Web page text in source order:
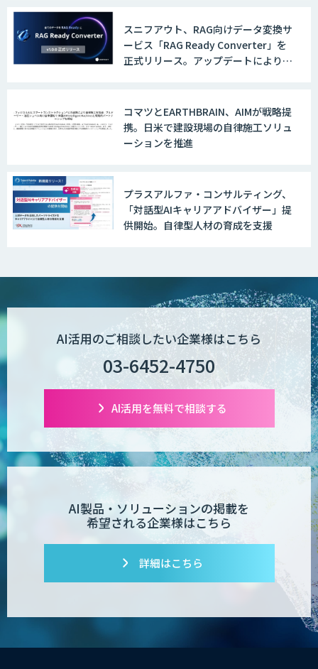
スニフアウト、RAG向けデータ変換サ
ービス「RAG Ready Converter」を
正式リリース。アップデートにより変
コマツとEARTHBRAIN、AIMが戦略提
携。日米で建設現場の自律施工ソリュ
ーションを推進
プラスアルファ・コンサルティング、
「対話型AIキャリアアドバイザー」提
供開始。自律型人材の育成を支援
AI活用のご相談したい企業様はこちら
03-6452-4750
AI活用を無料で相談する
AI製品・ソリューションの掲載を
希望される企業様はこちら
詳細はこちら